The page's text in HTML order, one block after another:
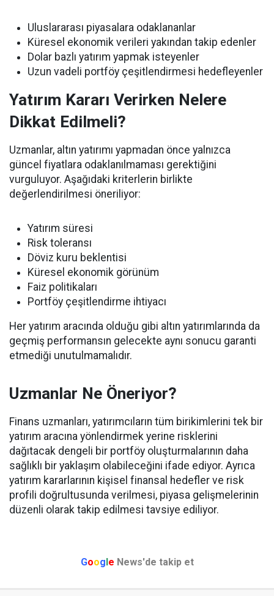
Uluslararası piyasalara odaklananlar
Küresel ekonomik verileri yakından takip edenler
Dolar bazlı yatırım yapmak isteyenler
Uzun vadeli portföy çeşitlendirmesi hedefleyenler
Yatırım Kararı Verirken Nelere
Dikkat Edilmeli?
Uzmanlar, altın yatırımı yapmadan önce yalnızca
güncel fiyatlara odaklanılmaması gerektiğini
vurguluyor. Aşağıdaki kriterlerin birlikte
değerlendirilmesi öneriliyor:
Yatırım süresi
Risk toleransı
Döviz kuru beklentisi
Küresel ekonomik görünüm
Faiz politikaları
Portföy çeşitlendirme ihtiyacı
Her yatırım aracında olduğu gibi altın yatırımlarında da
geçmiş performansın gelecekte aynı sonucu garanti
etmediği unutulmamalıdır.
Uzmanlar Ne Öneriyor?
Finans uzmanları, yatırımcıların tüm birikimlerini tek bir
yatırım aracına yönlendirmek yerine risklerini
dağıtacak dengeli bir portföy oluşturmalarının daha
sağlıklı bir yaklaşım olabileceğini ifade ediyor. Ayrıca
yatırım kararlarının kişisel finansal hedefler ve risk
profili doğrultusunda verilmesi, piyasa gelişmelerinin
düzenli olarak takip edilmesi tavsiye ediliyor.
Google News'de takip et